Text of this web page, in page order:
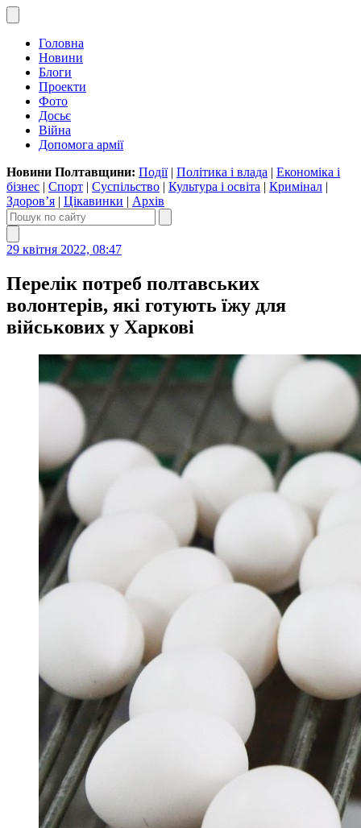
Головна
Новини
Блоги
Проекти
Фото
Досьє
Війна
Допомога армії
Новини Полтавщини: Події| Політика і влада | Економіка і
бізнес | Спорт | Суспільство | Культура і освіта | Кримінал |
Здоров’я | Цікавинки | Архів
29 квітня 2022, 08:47
Перелік потреб полтавських
волонтерів, які готують їжу для
військових у Харкові